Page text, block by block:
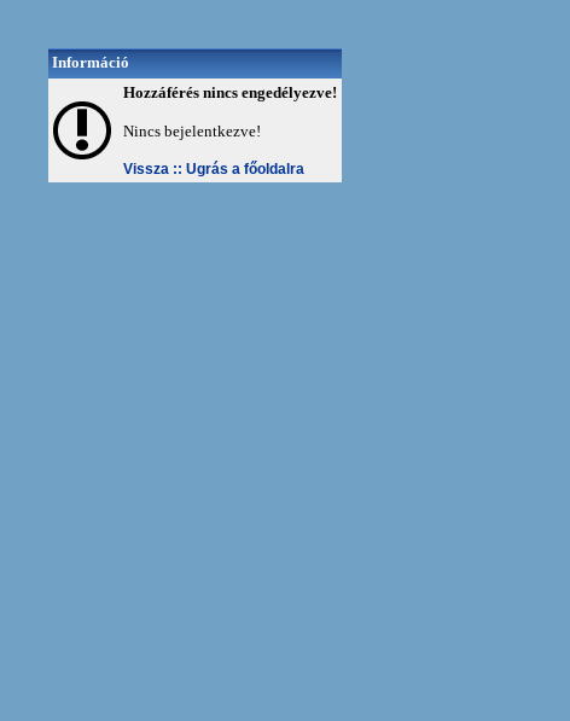
Információ
Hozzáférés nincs engedélyezve!
Nincs bejelentkezve!
Vissza :: Ugrás a főoldalra